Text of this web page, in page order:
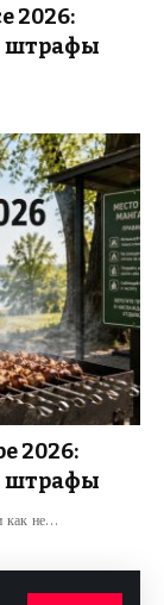
2026:
штрафы
2026:
штрафы
как не…